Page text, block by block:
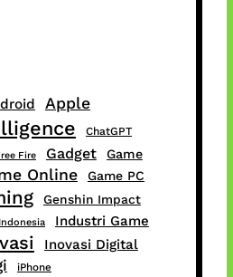
Apple
ChatGPT
Fire Gadget Game
Online Game PC
Genshin Impact
Indonesia Industri Game
Inovasi Digital
iPhone